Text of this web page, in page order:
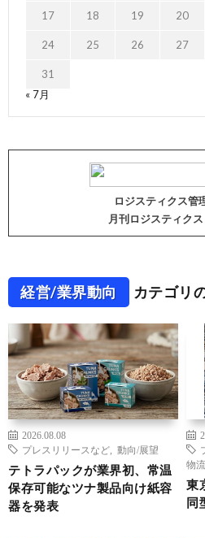
17 18 19 20
24 25 26 27
31
« 7月
ロジスティクス管
月刊ロジスティク
経営/業界動向 カテゴリ
2026.08.08
プレスリリースなど
動向/展望
テトラパックが業界初、常温
保存可能なツナ製品向け紙容
器を発表
物
東
同